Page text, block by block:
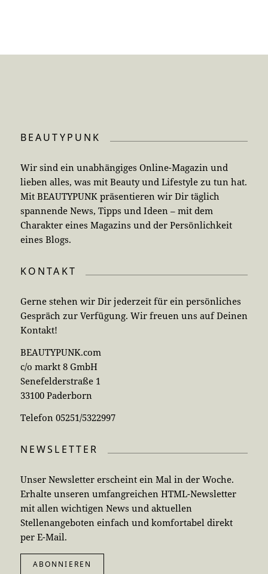
BEAUTYPUNK
Wir sind ein unabhängiges Online-Magazin und
lieben alles, was mit Beauty und Lifestyle zu tun hat.
Mit BEAUTYPUNK präsentieren wir Dir täglich
spannende News, Tipps und Ideen – mit dem
Charakter eines Magazins und der Persönlichkeit
eines Blogs.
KONTAKT
Gerne stehen wir Dir jederzeit für ein persönliches
Gespräch zur Verfügung. Wir freuen uns auf Deinen
Kontakt!
BEAUTYPUNK.com
c/o markt 8 GmbH
Senefelderstraße 1
33100 Paderborn
Telefon 05251/5322997
NEWSLETTER
Unser Newsletter erscheint ein Mal in der Woche.
Erhalte unseren umfangreichen HTML-Newsletter
mit allen wichtigen News und aktuellen
Stellenangeboten einfach und komfortabel direkt
per E-Mail.
ABONNIEREN